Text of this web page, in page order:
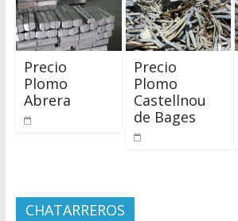
Precio
Plomo
Abrera
Precio
Plomo
Castellnou
de Bages
CHATARREROS